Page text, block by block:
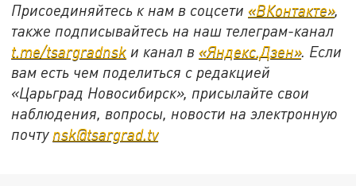
Присоединяйтесь к нам в соцсети «ВКонтакте»,
также подписывайтесь на наш телеграм-канал
t.me/tsargradnsk и канал в «Яндекс.Дзен». Если
вам есть чем поделиться с редакцией
«Царьград Новосибирск», присылайте свои
наблюдения, вопросы, новости на электронную
почту nsk@tsargrad.tv